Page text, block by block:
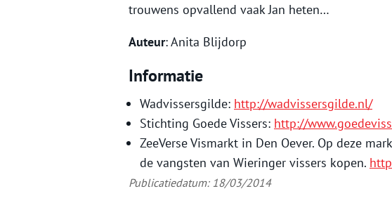
trouwens opvallend vaak Jan heten…
Auteur: Anita Blijdorp
Informatie
Wadvissersgilde: http://wadvissersgilde.nl/
Stichting Goede Vissers: http://
ZeeVerse Vismarkt in Den Oever. Op deze
de vangsten van Wieringer vissers kopen.
Publicatiedatum: 18/03/2014